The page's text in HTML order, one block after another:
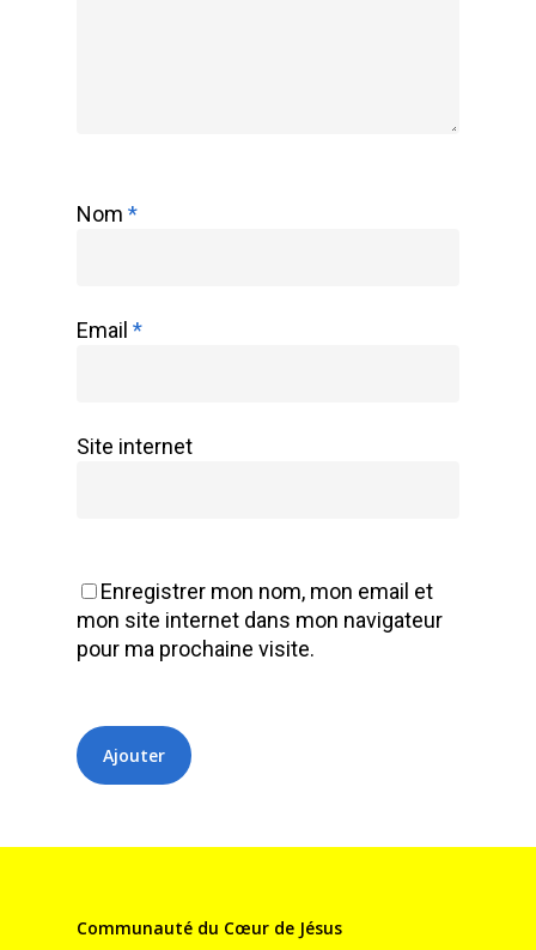
Nom *
Email *
Site internet
Enregistrer mon nom, mon email et
mon site internet dans mon navigateur
pour ma prochaine visite.
Communauté du Cœur de Jésus